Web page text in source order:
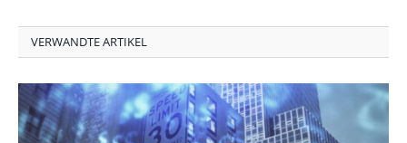
VERWANDTE ARTIKEL